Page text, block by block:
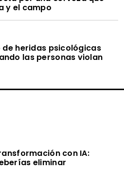
y el campo
de heridas psicológicas
las personas violan
con IA:
eliminar